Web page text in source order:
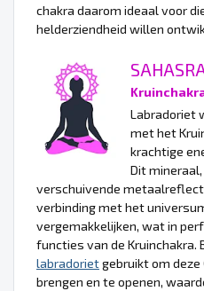
chakra daarom ideaal voor
helderziendheid willen
Labradoriet
met het
krachtige
Dit
verschuivende
verbinding met het
vergemakkelijken, wat in
functies van de
labradorietgebruikt om
brengen en te openen,